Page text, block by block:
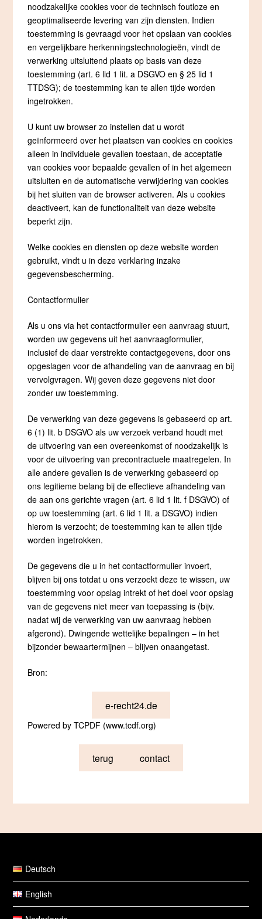
noodzakelijke cookies voor de technisch foutloze en
geoptimaliseerde levering van zijn diensten. Indien
toestemming is gevraagd voor het opslaan van cookies
en vergelijkbare herkenningstechnologieën, vindt de
verwerking uitsluitend plaats op basis van deze
toestemming (art. 6 lid 1 lit. a DSGVO en § 25 lid 1
TTDSG); de toestemming kan te allen tijde worden
ingetrokken.
U kunt uw browser zo instellen dat u wordt
geïnformeerd over het plaatsen van cookies en cookies
alleen in individuele gevallen toestaan, de acceptatie
van cookies voor bepaalde gevallen of in het algemeen
uitsluiten en de automatische verwijdering van cookies
bij het sluiten van de browser activeren. Als u cookies
deactiveert, kan de functionaliteit van deze website
beperkt zijn.
Welke cookies en diensten op deze website worden
gebruikt, vindt u in deze verklaring inzake
gegevensbescherming.
Contactformulier
Als u ons via het contactformulier een aanvraag stuurt,
worden uw gegevens uit het aanvraagformulier,
inclusief de daar verstrekte contactgegevens, door ons
opgeslagen voor de afhandeling van de aanvraag en bij
vervolgvragen. Wij geven deze gegevens niet door
zonder uw toestemming.
De verwerking van deze gegevens is gebaseerd op art.
6 (1) lit. b DSGVO als uw verzoek verband houdt met
de uitvoering van een overeenkomst of noodzakelijk is
voor de uitvoering van precontractuele maatregelen. In
alle andere gevallen is de verwerking gebaseerd op
ons legitieme belang bij de effectieve afhandeling van
de aan ons gerichte vragen (art. 6 lid 1 lit. f DSGVO) of
op uw toestemming (art. 6 lid 1 lit. a DSGVO) indien
hierom is verzocht; de toestemming kan te allen tijde
worden ingetrokken.
De gegevens die u in het contactformulier invoert,
blijven bij ons totdat u ons verzoekt deze te wissen, uw
toestemming voor opslag intrekt of het doel voor opslag
van de gegevens niet meer van toepassing is (bijv.
nadat wij de verwerking van uw aanvraag hebben
afgerond). Dwingende wettelijke bepalingen – in het
bijzonder bewaartermijnen – blijven onaangetast.
Bron:
e-recht24.de
Powered by TCPDF (www.tcdf.org)
terug contact
Deutsch
English